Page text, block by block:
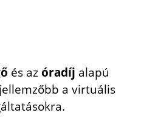
és azóradíj alapú
a virtuális